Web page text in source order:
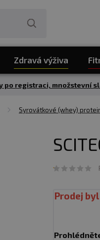
Zdravá výživa
po registraci, množstevní
Syrovátkové (whey)
Prodej